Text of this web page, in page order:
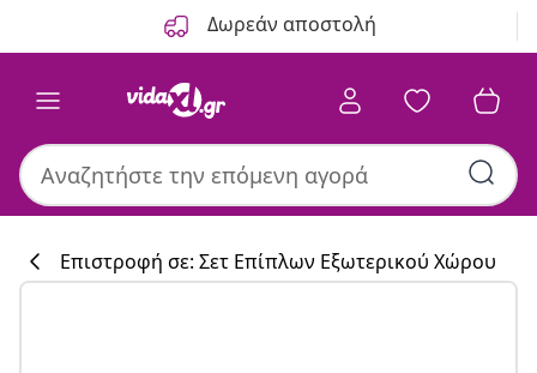
Δωρεάν αποστολή
Επιστροφή σε: Σετ Επίπλων Εξωτερικού Χώρου